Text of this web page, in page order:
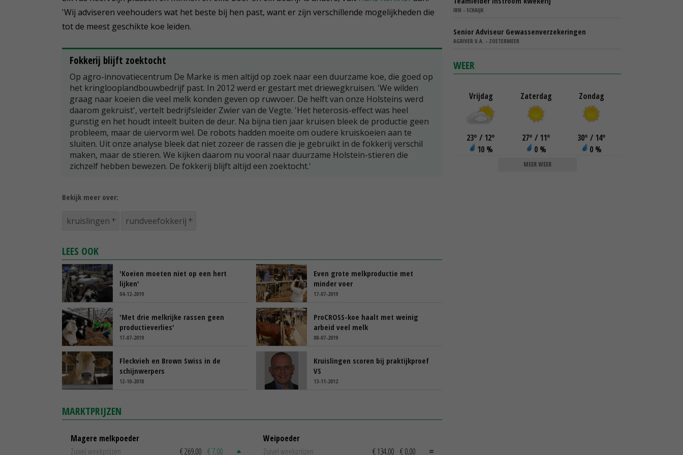
'Wij adviseren veehouders wat het beste bij hen past, want er zijn verschillende mogelijkheden die
tot de meest geschikte koe leiden.
Fokkerij blijft zoektocht
Op agro-innovatiecentrum De Marke is men altijd op zoek naar een duurzame koe, die goed op
het kringlooplandbouwbedrijf past. In 2012 werd er gestart met driewegkruisen. 'We wilden
graag naar koeien die veel melk konden geven op ruwvoer. De helft van onze Holsteins werd
daarom gekruist', vertelt bedrijfsleider Zwier van de Vegte. 'Het heterosis-effect was heel
gunstig en het houdt inteelt buiten de deur. Na bijna tien jaar kruisen bleek de productie geen
probleem, maar de uiervorm wel. De robots hadden moeite om oudere kruiskoeien aan te
sluiten. Uit onze analyse bleek dat niet zozeer de rassen die je gebruikt in de fokkerij verschil
maken, maar de stieren. We kijken daarom nu vooral naar duurzame Holstein-stieren die
zichzelf hebben bewezen. De fokkerij blijft altijd een zoektocht.'
Bekijk meer over:
kruislingen rundveefokkerij
LEES OOK
'Koeien moeten niet op een hert
lijken'
04-12-2019
Even grote melkproductie met
minder voer
17-07-2019
'Met drie melkrijke rassen geen
productieverlies'
17-07-2019
ProCROSS-koe haalt met weinig
arbeid veel melk
08-07-2019
Fleckvieh en Brown Swiss in de
schijnwerpers
12-10-2018
Kruislingen scoren bij praktijkproef
VS
13-11-2012
MARKTPRIJZEN
Magere melkpoeder
Zuivel weekprijzen
€ 269,00 € 7,00
Weipoeder
Zuivel weekprijzen
€ 134,00 € 0,00
IBN - SCHAIJK
Senior Adviseur Gewassenverzekeringen
AGRIVER U.A. - ZOETERMEER
WEER
Vrijdag
23° / 12°
10 %
Zaterdag
27° / 11°
0 %
Zondag
30° / 14°
0 %
MEER WEER